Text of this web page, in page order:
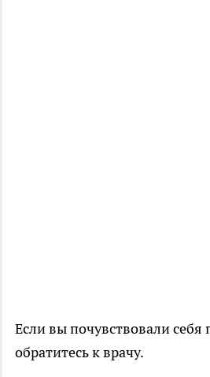
Если вы почувствовали
обратитесь к врачу.